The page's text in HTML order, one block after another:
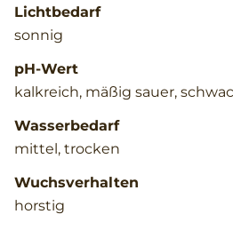
Lichtbedarf
sonnig
pH-Wert
kalkreich, mäßig sauer,
Wasserbedarf
mittel, trocken
Wuchsverhalten
horstig